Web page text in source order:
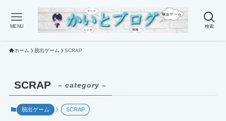
検索
MENU
ホーム 脱出ゲーム SCRAP
SCRAP – category –
脱出ゲーム SCRAP